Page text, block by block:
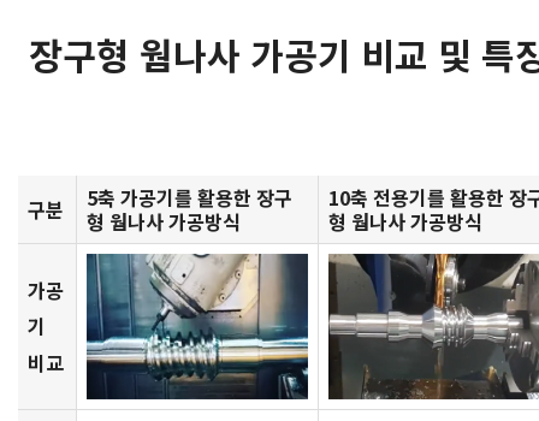
장구형 웜나사 가공기 비교 및 특
구분
5축 가공기를 활용한 장구
형 웜나사 가공방식
10축 전용기를 활용한 장
형 웜나사 가공방식
가공
기
비교